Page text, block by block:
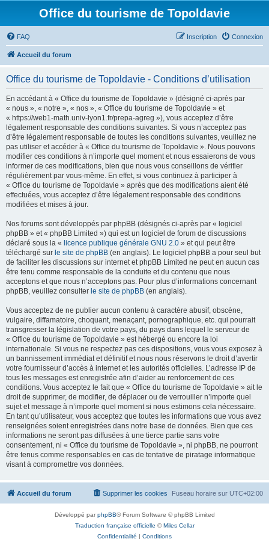
Office du tourisme de Topoldavie
FAQ Connexion
Inscription
Accueil du forum
Office du tourisme de Topoldavie - Conditions d’utilisation
En accédant à « Office du tourisme de Topoldavie » (désigné ci-après par
« nous », « notre », « nos », « Office du tourisme de Topoldavie » et
« https://web1-math.univ-lyon1.fr/prepa-agreg »), vous acceptez d’être
légalement responsable des conditions suivantes. Si vous n’acceptez pas
d’être légalement responsable de toutes les conditions suivantes, veuillez ne
pas utiliser et accéder à « Office du tourisme de Topoldavie ». Nous pouvons
modifier ces conditions à n’importe quel moment et nous essaierons de vous
informer de ces modifications, bien que nous vous conseillons de vérifier
régulièrement par vous-même. En effet, si vous continuez à participer à
« Office du tourisme de Topoldavie » après que des modifications aient été
effectuées, vous acceptez d’être légalement responsable des conditions
modifiées et mises à jour.
Nos forums sont développés par phpBB (désignés ci-après par « logiciel
phpBB » et « phpBB Limited ») qui est un logiciel de forum de discussions
déclaré sous la « licence publique générale GNU 2.0 » et qui peut être
téléchargé sur le site de phpBB (en anglais). Le logiciel phpBB a pour seul but
de faciliter les discussions sur internet et phpBB Limited ne peut en aucun cas
être tenu comme responsable de la conduite et du contenu que nous
acceptons et que nous n’acceptons pas. Pour plus d’informations concernant
phpBB, veuillez consulter le site de phpBB (en anglais).
Vous acceptez de ne publier aucun contenu à caractère abusif, obscène,
vulgaire, diffamatoire, choquant, menaçant, pornographique, etc. qui pourrait
transgresser la législation de votre pays, du pays dans lequel le serveur de
« Office du tourisme de Topoldavie » est hébergé ou encore la loi
internationale. Si vous ne respectez pas ces dispositions, vous vous exposez à
un bannissement immédiat et définitif et nous nous réservons le droit d’avertir
votre fournisseur d’accès à internet et les autorités officielles. L’adresse IP de
tous les messages est enregistrée afin d’aider au renforcement de ces
conditions. Vous acceptez le fait que « Office du tourisme de Topoldavie » ait le
droit de supprimer, de modifier, de déplacer ou de verrouiller n’importe quel
sujet et message à n’importe quel moment si nous estimons cela nécessaire.
En tant qu’utilisateur, vous acceptez que toutes les informations que vous avez
renseignées soient enregistrées dans notre base de données. Bien que ces
informations ne seront pas diffusées à une tierce partie sans votre
consentement, ni « Office du tourisme de Topoldavie », ni phpBB, ne pourront
être tenus comme responsables en cas de tentative de piratage informatique
visant à compromettre vos données.
Accueil du forum Fuseau horaire sur UTC+02:00
Supprimer les cookies
Développé parphpBB® Forum Software © phpBB Limited
Traduction française officielle ©Miles Cellar
Confidentialité | Conditions